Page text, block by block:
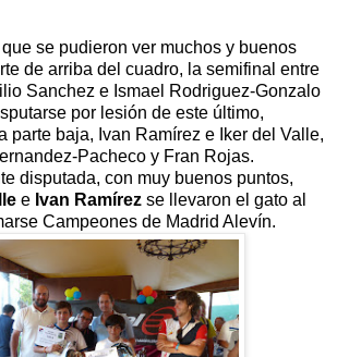
se pudieron ver muchos y buenos
de arriba del cuadro, la semifinal entre
Sanchez e Ismael Rodriguez-Gonzalo
por lesión de este último,
parte baja, Ivan Ramírez e Iker del Valle,
Pacheco y Fran Rojas.
disputada, con muy buenos puntos,
e Ivan Ramírez se llevaron el gato al
Campeones de Madrid Alevín.